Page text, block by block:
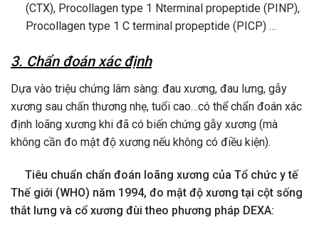
(CTX), Procollagen type 1 Nterminal propeptide (PINP),
Procollagen type 1 C terminal propeptide (PICP) …
3. Chẩn đoán xác định
Dựa vào triệu chứng lâm sàng: đau xương, đau lưng, gẫy
xương sau chấn thương nhẹ, tuổi cao…có thể chẩn đoán xác
định loãng xương khi đã có biến chứng gẫy xương (mà
không cần đo mật độ xương nếu không có điều kiện).
Tiêu chuẩn chẩn đoán loãng xương của Tổ chức y tế
Thế giới (WHO) năm 1994, đo mật độ xương tại cột sống
thắt lưng và cổ xương đùi theo phương pháp DEXA: